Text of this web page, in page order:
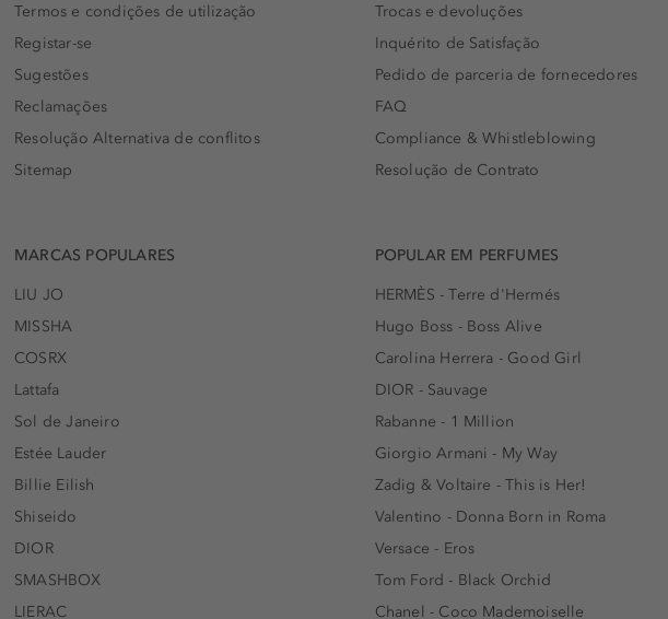
Termos e condições de utilização
Registar-se
Sugestões
Reclamações
Resolução Alternativa de conflitos
Sitemap
Trocas e devoluções
Inquérito de Satisfação
Pedido de parceria de fornecedores
FAQ
Compliance & Whistleblowing
Resolução de Contrato
MARCAS POPULARES
LIU JO
MISSHA
COSRX
Lattafa
Sol de Janeiro
Estée Lauder
Billie Eilish
Shiseido
DIOR
SMASHBOX
LIERAC
POPULAR EM PERFUMES
HERMÈS - Terre d'Hermés
Hugo Boss - Boss Alive
Carolina Herrera - Good Girl
DIOR - Sauvage
Rabanne - 1 Million
Giorgio Armani - My Way
Zadig & Voltaire - This is Her!
Valentino - Donna Born in Roma
Versace - Eros
Tom Ford - Black Orchid
Chanel - Coco Mademoiselle